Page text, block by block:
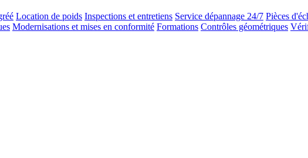
Location de poids Inspections et entretiens Service dépannage 24/7 Pièces
Modernisations et mises en conformité Formations Contrôles géométriques